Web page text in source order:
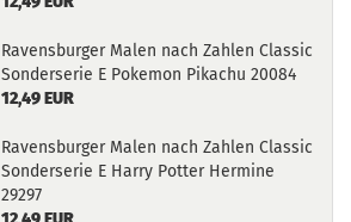
Ravensburger Malen nach Zahlen Classic
Sonderserie E Pokemon Pikachu 20084
12,49 EUR
Ravensburger Malen nach Zahlen Classic
Sonderserie E Harry Potter Hermine
29297